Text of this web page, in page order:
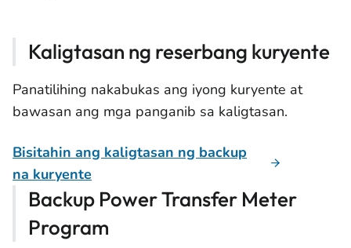
Kaligtasan ng reserbang kuryente
Panatilihing nakabukas ang iyong kuryente at
bawasan ang mga panganib sa kaligtasan.
Bisitahin ang kaligtasan ng backup
na kuryente
Backup Power Transfer Meter
Program